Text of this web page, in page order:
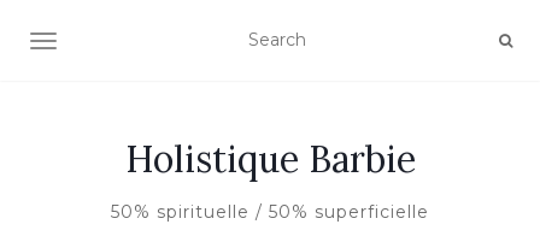
AFFICHER/MASQUER LA NAVIGATION
Holistique Barbie
50% spirituelle / 50% superficielle